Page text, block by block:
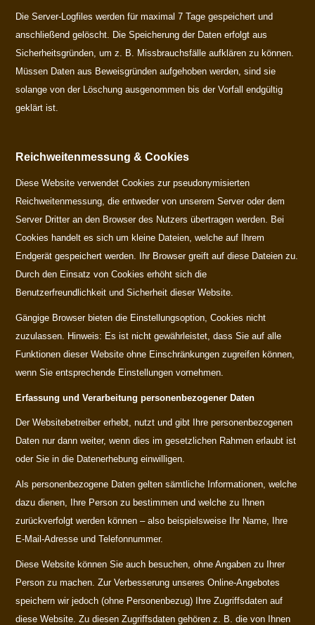
Die Server-Logfiles werden für maximal 7 Tage gespeichert und
anschließend gelöscht. Die Speicherung der Daten erfolgt aus
Sicherheitsgründen, um z. B. Missbrauchsfälle aufklären zu können.
Müssen Daten aus Beweisgründen aufgehoben werden, sind sie
solange von der Löschung ausgenommen bis der Vorfall endgültig
geklärt ist.
Reichweitenmessung & Cookies
Diese Website verwendet Cookies zur pseudonymisierten
Reichweitenmessung, die entweder von unserem Server oder dem
Server Dritter an den Browser des Nutzers übertragen werden. Bei
Cookies handelt es sich um kleine Dateien, welche auf Ihrem
Endgerät gespeichert werden. Ihr Browser greift auf diese Dateien zu.
Durch den Einsatz von Cookies erhöht sich die
Benutzerfreundlichkeit und Sicherheit dieser Website.
Gängige Browser bieten die Einstellungsoption, Cookies nicht
zuzulassen. Hinweis: Es ist nicht gewährleistet, dass Sie auf alle
Funktionen dieser Website ohne Einschränkungen zugreifen können,
wenn Sie entsprechende Einstellungen vornehmen.
Erfassung und Verarbeitung personenbezogener Daten
Der Websitebetreiber erhebt, nutzt und gibt Ihre personenbezogenen
Daten nur dann weiter, wenn dies im gesetzlichen Rahmen erlaubt ist
oder Sie in die Datenerhebung einwilligen.
Als personenbezogene Daten gelten sämtliche Informationen, welche
dazu dienen, Ihre Person zu bestimmen und welche zu Ihnen
zurückverfolgt werden können – also beispielsweise Ihr Name, Ihre
E-Mail-Adresse und Telefonnummer.
Diese Website können Sie auch besuchen, ohne Angaben zu Ihrer
Person zu machen. Zur Verbesserung unseres Online-Angebotes
speichern wir jedoch (ohne Personenbezug) Ihre Zugriffsdaten auf
diese Website. Zu diesen Zugriffsdaten gehören z. B. die von Ihnen